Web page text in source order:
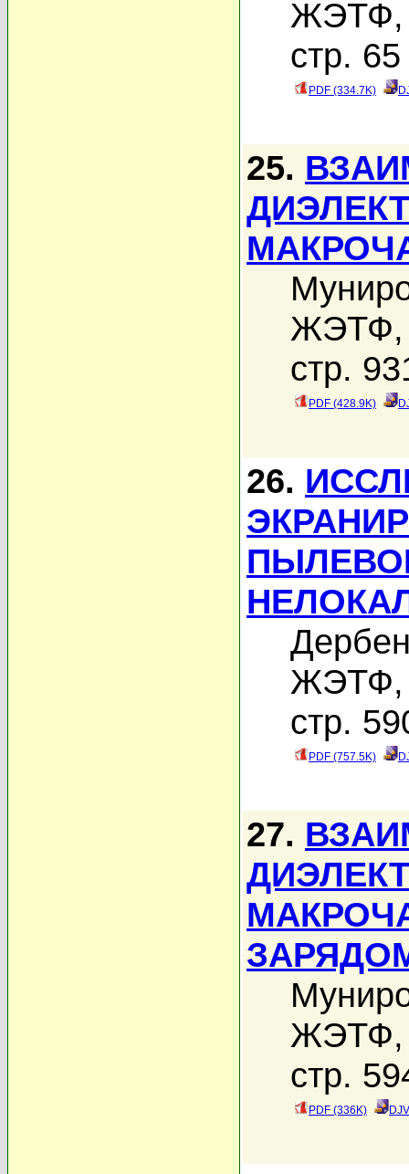
ЖЭТФ,
стр. 65
PDF (334.7K)
25.
ЖЭТФ,
стр.
PDF (428.9K)
26.
ЖЭТФ,
стр.
PDF (757.5K)
27.
ЖЭТФ,
стр.
PDF (336K)